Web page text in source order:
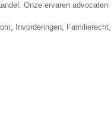
Onze ervaren advocaten
Invorderingen, Familierecht,